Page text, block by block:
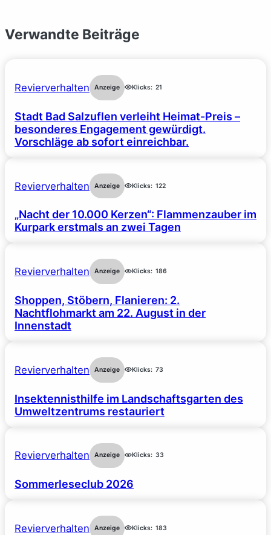
Verwandte Beiträge
Revierverhalten Anzeige Klicks: 21
Stadt Bad Salzuflen verleiht Heimat-Preis –
besonderes Engagement gewürdigt.
Vorschläge ab sofort einreichbar.
Revierverhalten Anzeige Klicks: 122
„Nacht der 10.000 Kerzen“: Flammenzauber im
Kurpark erstmals an zwei Tagen
Revierverhalten Anzeige Klicks: 186
Shoppen, Stöbern, Flanieren: 2.
Nachtflohmarkt am 22. August in der
Innenstadt
Revierverhalten Anzeige Klicks: 73
Insektennisthilfe im Landschaftsgarten des
Umweltzentrums restauriert
Revierverhalten Anzeige Klicks: 33
Sommerleseclub 2026
Revierverhalten Anzeige Klicks: 183